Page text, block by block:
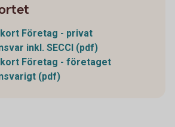
Företag - privat
inkl. SECCI (pdf)
Företag - företaget
(pdf)